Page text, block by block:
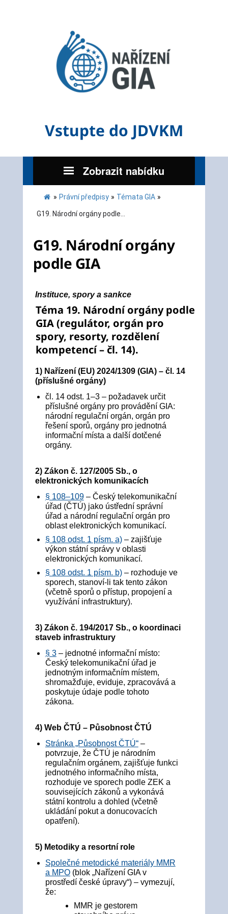
Vstupte do JDVKM
Zobrazit nabídku
» Právní předpisy » Témata GIA »
G19. Národní orgány podle...
G19. Národní orgány
podle GIA
Instituce, spory a sankce
Téma 19. Národní orgány podle
GIA (regulátor, orgán pro
spory, resorty, rozdělení
kompetencí – čl. 14).
1) Nařízení (EU) 2024/1309 (GIA) – čl. 14
(příslušné orgány)
čl. 14 odst. 1–3 – požadavek určit
příslušné orgány pro provádění GIA:
národní regulační orgán, orgán pro
řešení sporů, orgány pro jednotná
informační místa a další dotčené
orgány.
2) Zákon č. 127/2005 Sb., o
elektronických komunikacích
§ 108–109– Český telekomunikační
úřad (ČTÚ) jako ústřední správní
úřad a národní regulační orgán pro
oblast elektronických komunikací.
§ 108 odst. 1 písm. a)– zajišťuje
výkon státní správy v oblasti
elektronických komunikací.
§ 108 odst. 1 písm. b)– rozhoduje ve
sporech, stanoví‑li tak tento zákon
(včetně sporů o přístup, propojení a
využívání infrastruktury).
3) Zákon č. 194/2017 Sb., o koordinaci
staveb infrastruktury
§ 3– jednotné informační místo:
Český telekomunikační úřad je
jednotným informačním místem,
shromažďuje, eviduje, zpracovává a
poskytuje údaje podle tohoto
zákona.
4) Web ČTÚ – Působnost ČTÚ
Stránka „Působnost ČTÚ“–
potvrzuje, že ČTÚ je národním
regulačním orgánem, zajišťuje funkci
jednotného informačního místa,
rozhoduje ve sporech podle ZEK a
souvisejících zákonů a vykonává
státní kontrolu a dohled (včetně
ukládání pokut a donucovacích
opatření).
5) Metodiky a resortní role
Společné metodické materiály MMR
a MPO(blok „Nařízení GIA v
prostředí české úpravy“) – vymezují,
že:
MMR je gestorem